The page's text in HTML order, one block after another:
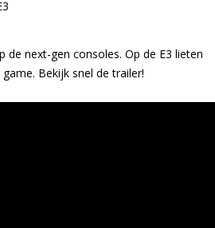
next-gen consoles. Op de E3 lieten
Bekijk snel de trailer!